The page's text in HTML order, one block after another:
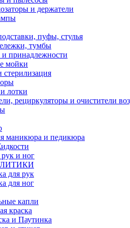
и держатели
пуфы, стулья
тумбы
принадлежности
мойки
лотки
рециркуляторы и очистители
маникюра и педикюра
и ног
для рук
для ног
капли
краска
и Паутинка